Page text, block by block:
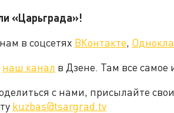
«Царьграда»!
в соцсетях ВКонтакте,
наш канал в Дзене. Там все самое
с нами, присылайте
kuzbas@tsargrad.tv